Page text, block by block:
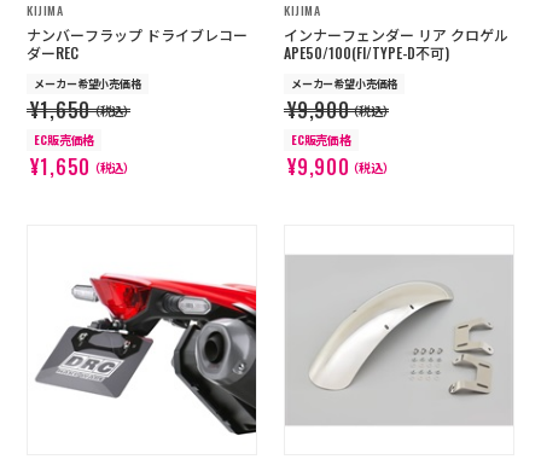
プライバシーポリシー
返金ポリシー
カスタマーハラスメントに対する方
針
KIJIMA
ナンバーフラップ ドライブレコー
ダーREC
メーカー希望小売価格
¥1,650（税込）
EC販売価格
¥1,650（税込）
KIJIMA
インナーフェンダー リア クロゲル
APE50/100(FI/TYPE-D不可)
メーカー希望小売価格
¥9,900（税込）
EC販売価格
¥9,900（税込）